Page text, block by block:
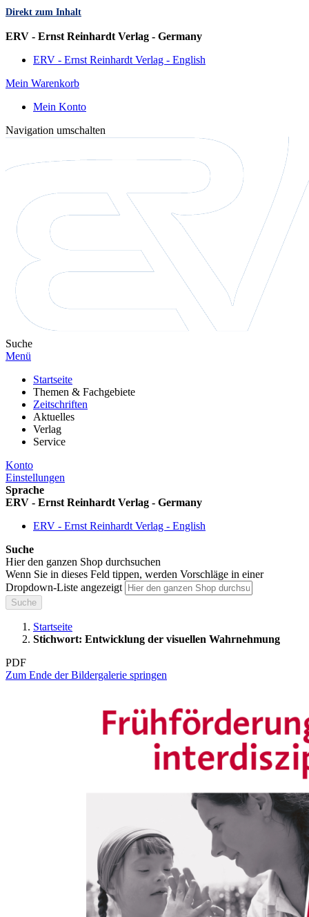
Direkt zum Inhalt
ERV - Ernst Reinhardt Verlag - Germany
ERV - Ernst Reinhardt Verlag - English
Mein Warenkorb
Mein Konto
Navigation umschalten
Suche
Menü
Startseite
Themen & Fachgebiete
Zeitschriften
Aktuelles
Verlag
Service
Konto
Einstellungen
Sprache
ERV - Ernst Reinhardt Verlag - Germany
ERV - Ernst Reinhardt Verlag - English
Suche
Hier den ganzen Shop durchsuchen
Wenn Sie in dieses Feld tippen, werden Vorschläge in einer
Dropdown-Liste angezeigt
Suche
Startseite
Stichwort: Entwicklung der visuellen Wahrnehmung
PDF
Zum Ende der Bildergalerie springen